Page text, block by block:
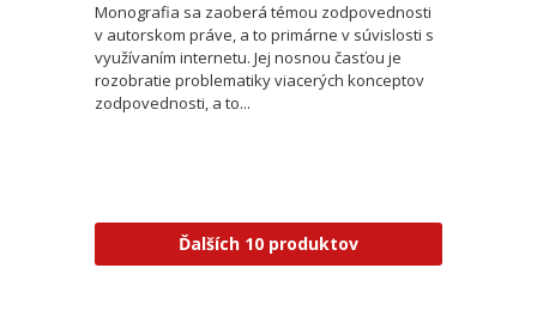
Monografia sa zaoberá témou zodpovednosti
v autorskom práve, a to primárne v súvislosti s
využívaním internetu. Jej nosnou časťou je
rozobratie problematiky viacerých konceptov
zodpovednosti, a to...
Ďalších 10 produktov